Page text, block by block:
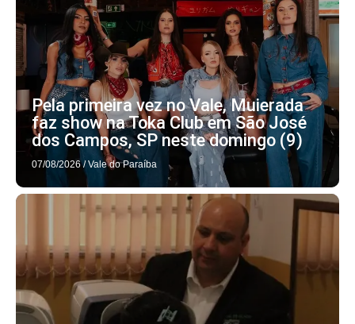
Pela primeira vez no Vale, Muierada
faz show na Toka Club em São José
dos Campos, SP neste domingo (9)
07/08/2026 / Vale do Paraíba